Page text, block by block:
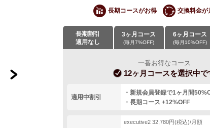
長期コースがお得 交換料金が
長期割引
適用なし
3ヶ月コース
(毎月7%OFF)
6ヶ月コース
(毎月10%OFF)
一番お得なコース
12ヶ月コースを選択中で
適用中割引
・新規会員登録で1ヶ月間
・長期コース +12%OFF
executive232,780円(税込)/月額